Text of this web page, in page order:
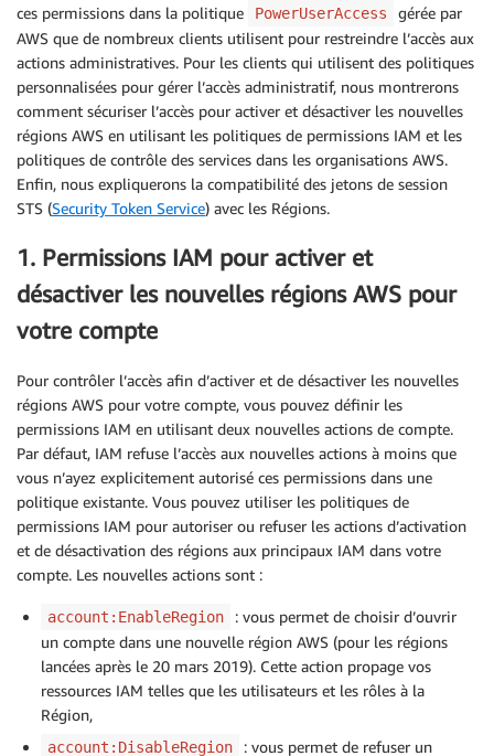
ces permissions dans la politique
PowerUserAccess
gérée par
AWS que de nombreux clients utilisent pour restreindre l’accès aux
actions administratives. Pour les clients qui utilisent des politiques
personnalisées pour gérer l’accès administratif, nous montrerons
comment sécuriser l’accès pour activer et désactiver les nouvelles
régions AWS en utilisant les politiques de permissions IAM et les
politiques de contrôle des services dans les organisations AWS.
Enfin, nous expliquerons la compatibilité des jetons de session
STS (Security Token Service) avec les Régions.
1. Permissions IAM pour activer et
désactiver les nouvelles régions AWS pour
votre compte
Pour contrôler l’accès afin d’activer et de désactiver les nouvelles
régions AWS pour votre compte, vous pouvez définir les
permissions IAM en utilisant deux nouvelles actions de compte.
Par défaut, IAM refuse l’accès aux nouvelles actions à moins que
vous n’ayez explicitement autorisé ces permissions dans une
politique existante. Vous pouvez utiliser les politiques de
permissions IAM pour autoriser ou refuser les actions d’activation
et de désactivation des régions aux principaux IAM dans votre
compte. Les nouvelles actions sont :
account:EnableRegion
: vous permet de choisir d’ouvrir
un compte dans une nouvelle région AWS (pour les régions
lancées après le 20 mars 2019). Cette action propage vos
ressources IAM telles que les utilisateurs et les rôles à la
Région,
account:DisableRegion
: vous permet de refuser un